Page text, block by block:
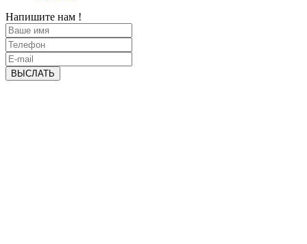
Напишите нам !
ВЫСЛАТЬ